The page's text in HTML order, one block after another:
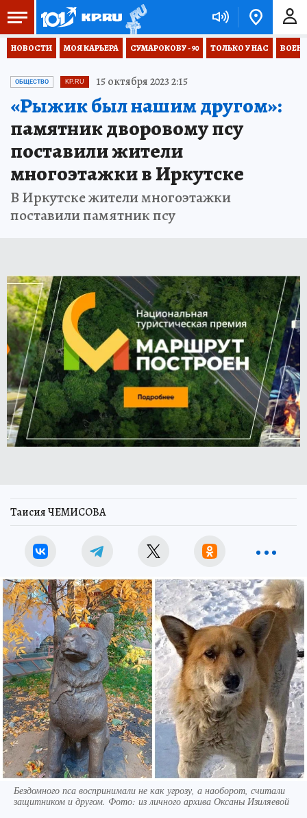
НОВОСТИ МОЯ КАРЬЕРА СУМАРОКОВУ - 90 ТОЛЬКО У НАС
ОБЩЕСТВО KP.RU 15 октября 2023 2:15
«Рыжик был нашим другом»:
памятник дворовому псу
поставили жители
многоэтажки в Иркутске
В Иркутске жители многоэтажки
поставили памятник псу
Таисия ЧЕМИСОВА
Бездомного пса воспринимали не как угрозу, а наоборот, считали
защитником и другом. Фото: из личного архива Оксаны Изиляевой